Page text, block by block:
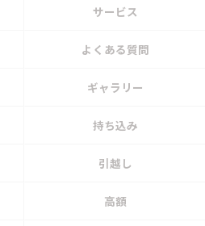
サービス
よくある質問
ギャラリー
持ち込み
引越し
高額